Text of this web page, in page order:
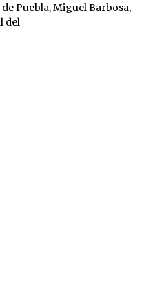
Puebla, Miguel Barbosa,
del